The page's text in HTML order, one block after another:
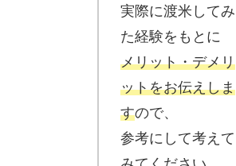
実際に渡米してみ
た経験をもとに
メリット・デメリ
ットをお伝えしま
すので、
参考にして考えて